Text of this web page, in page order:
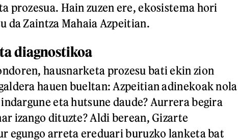
prozesua. Hain zuzen ere, ekosistema hori
da Zaintza Mahaia Azpeitian.
diagnostikoa
hausnarketa prozesu bati ekin zion
hauen bueltan: Azpeitian adinekoak nola
eta hutsune daude? Aurrera begira
izango dituzte? Aldi berean, Gizarte
egungo arreta ereduari buruzko lanketa bat